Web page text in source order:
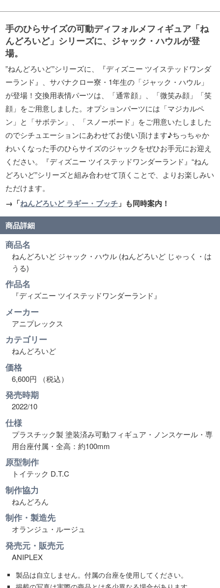
手のひらサイズの可動ディフォルメフィギュア「ね
んどろいど」シリーズに、ジャック・ハウルが登
場。
”ねんどろいど”シリーズに、『ディズニー ツイステッドワンダ
ーランド』、サバナクロー寮・1年生の「ジャック・ハウル」
が登場！交換用表情パーツは、「通常顔」、「微笑み顔」「笑
顔」をご用意しました。オプションパーツには「マジカルペ
ン」と「サボテン」、「スノーボード」をご用意いたしました
のでシチュエーションにあわせてお使い頂けます♪ちっちゃか
わいくなった手のひらサイズのジャックをぜひお手元にお迎え
ください。『ディズニー ツイステッドワンダーランド』“ねん
どろいど”シリーズと組み合わせて頂くことで、よりお楽しみい
ただけます。
→「ねんどろいど ラギー・ブッチ 」も同時案内！
商品詳細
商品名
ねんどろいど ジャック・ハウル (ねんどろいど じゃっく・は
うる)
作品名
『ディズニー ツイステッドワンダーランド』
メーカー
アニプレックス
カテゴリー
ねんどろいど
価格
6,600円 （税込）
発売時期
2022/10
仕様
プラスチック製 塗装済み可動フィギュア・ノンスケール・専
用台座付属・全高：約100mm
原型制作
トイテック D.T.C
制作協力
ねんどろん
制作・製造先
オランジュ・ルージュ
発売元・販売元
ANIPLEX
製品は自立しません。付属の台座を使用してください。